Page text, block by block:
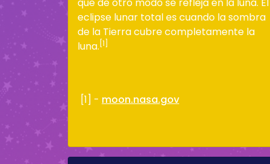
eclipse lunar total es cuando la sombra
de la Tierra cubre completamente la
luna. [1]
[1] - moon.nasa.gov